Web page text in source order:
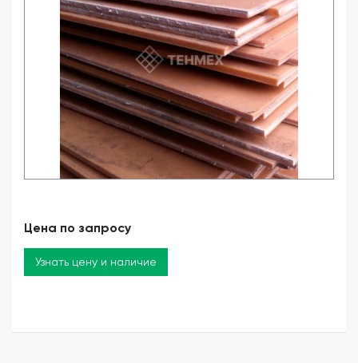
Цена по запросу
Узнать цену и наличие